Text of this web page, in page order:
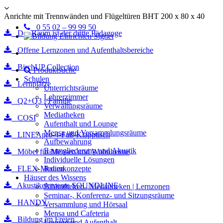
Anrichte mit Trennwänden und Flügeltüren BHT 200 x 80 x 40
Der Raum ist der dritte Pädagoge
Offene Lernzonen und Aufenthaltsbereiche
BirchUP Collection
Lernplätze
Q2+Q3 - Familie
COSI
LINEApro-4-Fuß-Klapptisch
Möbel für Mensen und Wohnheime
FLEX-Medien
Akustikelemente SOUNDLINE
HANDY
Bildung im Freien
0 55 02 – 99 99 50
Produktsuche
Schulen
Unterrichtsräume
Lehrerzimmer
Verwaltungsräume
Mediatheken
Aufenthalt und Lounge
Mensa und Versammlungsräume
Aufbewahrung
Raumgliederung und Akustik
Individuelle Lösungen
Raumkonzepte
Häuser des Wissens
Bibliotheken | Mediatheken | Lernzonen
Seminar-, Konferenz- und Sitzungsräume
Versammlung und Hörsaal
Mensa und Cafeteria